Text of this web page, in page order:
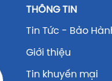
THÔNG TIN
Tin Tức - Bảo
Giới thiệu
Tin khuyến mại